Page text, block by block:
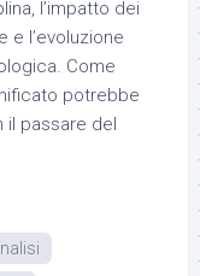
l’impatto dei
e l’evoluzione
Come
potrebbe
passare del